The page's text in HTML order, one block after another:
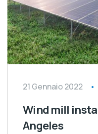
21 Gennaio 2022
Wind mill
Angeles